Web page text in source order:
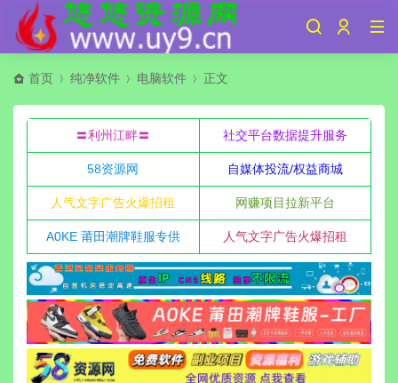
首页 纯净软件 电脑软件 正文
〓利州江畔〓 社交平台数据提升服务
58资源网 自媒体投流/权益商城
人气文字广告火爆招租 网赚项目拉新平台
A0KE 莆田潮牌鞋服专供 人气文字广告火爆招租